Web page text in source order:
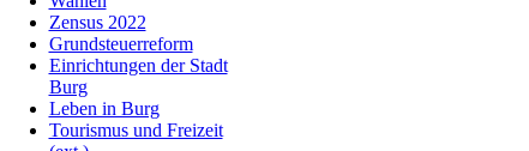
Zensus 2022
Grundsteuerreform
Einrichtungen der Stadt
Burg
Leben in Burg
Tourismus und Freizeit